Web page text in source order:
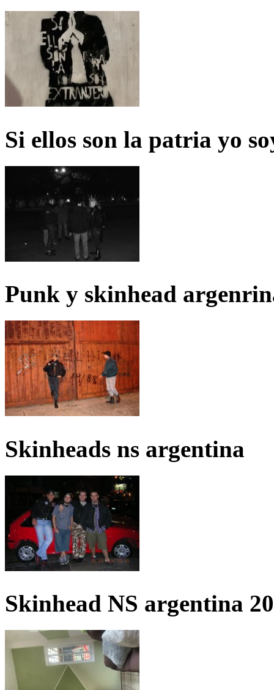
Si ellos son la patria yo
Punk y skinhead
Skinheads ns argentina
Skinhead NS argentina